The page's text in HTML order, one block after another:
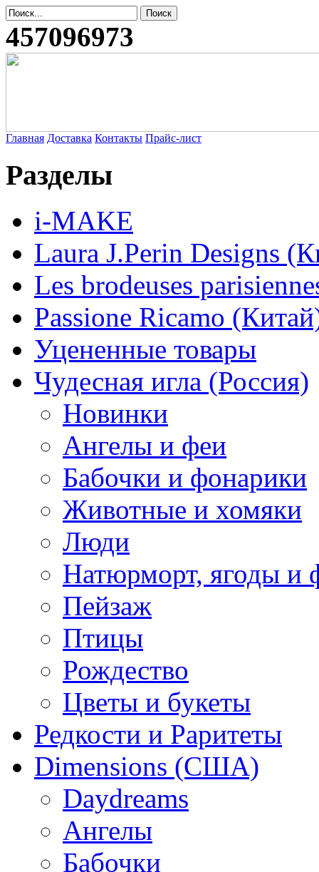
457096973
Главная Доставка Контакты Прайс-лист
Разделы
i-MAKE
Laura J.Perin Designs
Les brodeuses
Passione Ricamo
Уцененные товары
Чудесная игла (Россия)
Новинки
Ангелы и феи
Бабочки и фонарики
Животные и хомяки
Люди
Натюрморт, ягоды и
Пейзаж
Птицы
Рождество
Цветы и букеты
Редкости и Раритеты
Dimensions (США)
Daydreams
Ангелы
Бабочки